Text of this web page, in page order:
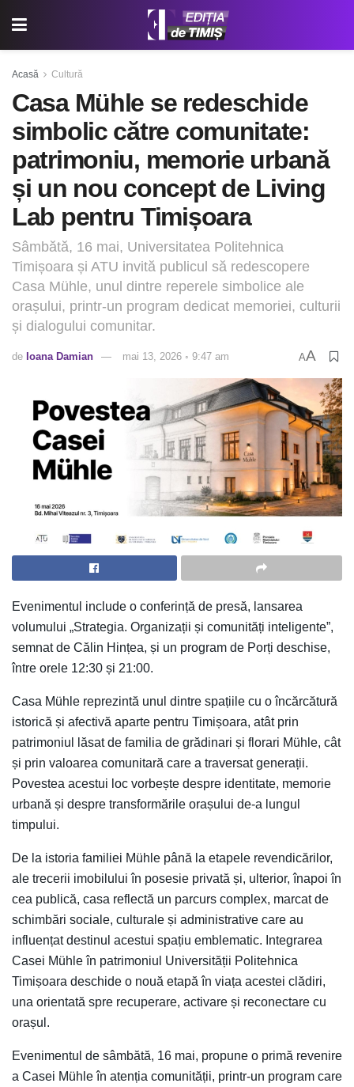
Acasă Cultură
Casa Mühle se redeschide
simbolic către comunitate:
patrimoniu, memorie urbană
și un nou concept de Living
Lab pentru Timișoara
Sâmbătă, 16 mai, Universitatea Politehnica
Timișoara și ATU invită publicul să redescopere
Casa Mühle, unul dintre reperele simbolice ale
orașului, printr-un program dedicat memoriei, culturii
și dialogului comunitar.
de Ioana Damian mai 13, 2026 ◦ 9:47 am AA
Evenimentul include o conferință de presă, lansarea
volumului „Strategia. Organizații și comunități inteligente”,
semnat de Călin Hințea, și un program de Porți deschise,
între orele 12:30 și 21:00.
Casa Mühle reprezintă unul dintre spațiile cu o încărcătură
istorică și afectivă aparte pentru Timișoara, atât prin
patrimoniul lăsat de familia de grădinari și florari Mühle, cât
și prin valoarea comunitară care a traversat generații.
Povestea acestui loc vorbește despre identitate, memorie
urbană și despre transformările orașului de-a lungul
timpului.
De la istoria familiei Mühle până la etapele revendicărilor,
ale trecerii imobilului în posesie privată și, ulterior, înapoi în
cea publică, casa reflectă un parcurs complex, marcat de
schimbări sociale, culturale și administrative care au
influențat destinul acestui spațiu emblematic. Integrarea
Casei Mühle în patrimoniul Universității Politehnica
Timișoara deschide o nouă etapă în viața acestei clădiri,
una orientată spre recuperare, activare și reconectare cu
orașul.
Evenimentul de sâmbătă, 16 mai, propune o primă revenire
a Casei Mühle în atenția comunității, printr-un program care